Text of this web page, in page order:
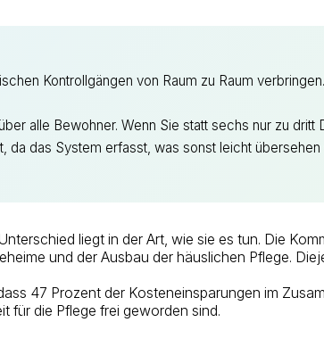
Kontrollgängen von Raum zu Raum
alle Bewohner. Wenn Sie statt sechs nur zu
da das System erfasst, was sonst leicht
liegt in der Art, wie sie es tun. Die
und der Ausbau der häuslichen Pflege.
47 Prozent der Kosteneinsparungen im
für die Pflege frei geworden sind.